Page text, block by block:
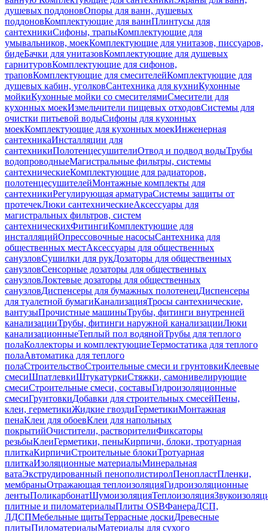
душевых поддоновОпоры для ванн, душевых
поддоновКомплектующие для ваннПлинтусы для
сантехникиСифоны, трапыКомплектующие для
умывальников, моекКомплектующие для унитазов, писсуаров,
бидеБачки для унитазовКомплектующие для душевых
гарнитуровКомплектующие для сифонов,
траповКомплектующие для смесителейКомплектующие для
душевых кабин, уголковСантехника для кухниКухонные
мойкиКухонные мойки со смесителямиСмесители для
кухонных моекИзмельчители пищевых отходовСистемы для
очистки питьевой водыСифоны для кухонных
моекКомплектующие для кухонных моекИнженерная
сантехникаИнсталляции для
сантехникиПолотенцесушителиОтвод и подвод водыТрубы
водопроводныеМагистральные фильтры, системы
сантехническиеКомплектующие для радиаторов,
полотенцесушителейМонтажные комплекты для
сантехникиРегулирующая арматураСистемы защиты от
протечекЛюки сантехническиеАксессуары для
магистральных фильтров, систем
сантехническихФитингиКомплектующие для
инсталляцийОпрессовочные насосыСантехника для
общественных местАксессуары для общественных
санузловСушилки для рукДозаторы для общественных
санузловСенсорные дозаторы для общественных
санузловЛоктевые дозаторы для общественных
санузловДиспенсеры для бумажных полотенецДиспенсеры
для туалетной бумагиКанализацияТросы сантехнические,
вантузыПрочистные машиныТрубы, фитинги внутренней
канализацииТрубы, фитинги наружной канализацииЛюки
канализационныеТеплый пол водянойТрубы для теплого
полаКоллекторы и комплектующиеТермостатика для теплого
полаАвтоматика для теплого
полаСтроительствоСтроительные смеси и грунтовкиКлеевые
смесиШпатлевкиШтукатуркиСтяжки, самонивелирующие
смесиСтроительные смеси, составыГидроизоляционные
смесиГрунтовкиДобавки для строительных смесейПены,
клеи, герметикиЖидкие гвоздиГерметикиМонтажная
пенаКлеи для обоевКлеи для напольных
покрытийОчистители, растворителиФиксаторы
резьбыКлеиГерметики, пеныКирпичи, блоки, тротуарная
плиткаКирпичиСтроительные блокиТротуарная
плиткаИзоляционные материалыМинеральная
ватаЭкструдированный пенополистиролПенопластПленки,
мембраныОтражающая теплоизоляцияГидроизоляционные
лентыПоликарбонатШумоизоляцияТеплоизоляция
плитные и пиломатериалыПлиты OSBФанераДСП,
ЛДСПМебельные щитыТеррасные доскиДревесные
плитыПиломатериалыМатериалы для сухого